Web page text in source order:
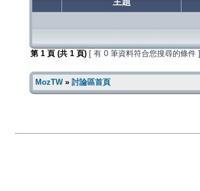
第 1 頁 (共 1 頁) [ 有 0 筆資料符合您搜尋的條件 ]
MozTW» 討論區首頁